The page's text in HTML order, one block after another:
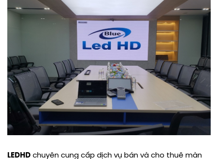
LEDHD chuyên cung cấp dịch vụ bán và cho thuê màn